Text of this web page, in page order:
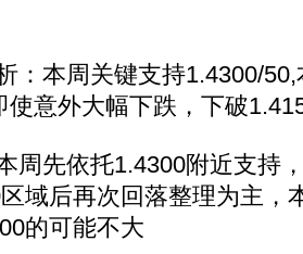
本周关键支持1.4300/50,
使意外大幅下跌，下破
先依托1.4300附近支持
域后再次回落整理为主，
的可能不大